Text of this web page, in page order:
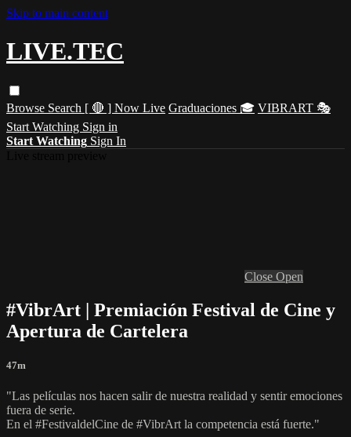
Skip to main content
LIVE.TEC
Browse Search [ 🔴 ] Now Live Graduaciones 🎓 VIBRART 🎭
Start Watching Sign in
Start Watching Sign In
Close Open
#VibrArt | Premiación Festival de Cine y
Apertura de Cartelera
47m
"Las películas nos hacen salir de nuestra realidad y sentir emociones
fuera de serie.
En el #FestivaldelCine de #VibrArt la competencia está fuerte."